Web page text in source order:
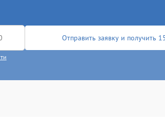
Отправить заявку и получить